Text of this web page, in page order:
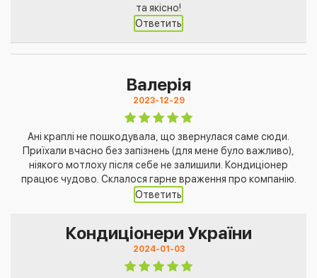
та якісно!
Ответить
Валерія
2023-12-29
Ані краплі не пошкодувала, що звернулася саме сюди.
Приїхали вчасно без запізнень (для мене було важливо),
ніякого мотлоху після себе не залишили. Кондиціонер
працює чудово. Склалося гарне враження про компанію.
Ответить
Кондиціонери України
2024-01-03